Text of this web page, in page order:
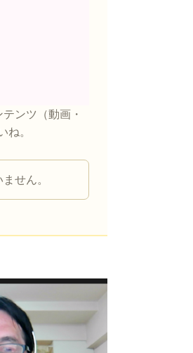
ンツ（動画・
ね。
せん。